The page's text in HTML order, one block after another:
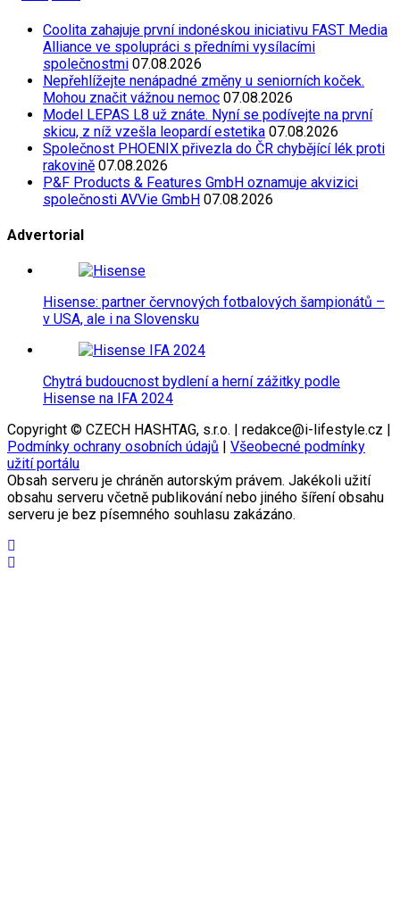
Coolita zahajuje první indonéskou iniciativu FAST Media
Alliance ve spolupráci s předními vysílacími
společnostmi 07.08.2026
Nepřehlížejte nenápadné změny u seniorních koček.
Mohou značit vážnou nemoc 07.08.2026
Model LEPAS L8 už znáte. Nyní se podívejte na první
skicu, z níž vzešla leopardí estetika 07.08.2026
Společnost PHOENIX přivezla do ČR chybějící lék proti
rakovině 07.08.2026
P&F Products & Features GmbH oznamuje akvizici
společnosti AVVie GmbH 07.08.2026
Advertorial
Hisense: partner červnových fotbalových šampionátů –
v USA, ale i na Slovensku
Chytrá budoucnost bydlení a herní zážitky podle
Hisense na IFA 2024
Copyright © CZECH HASHTAG, s.r.o. | redakce@i-lifestyle.cz |
Podmínky ochrany osobních údajů
Všeobecné podmínky
užití portálu
Obsah serveru je chráněn autorským právem. Jakékoli užití
obsahu serveru včetně publikování nebo jiného šíření obsahu
serveru je bez písemného souhlasu zakázáno.